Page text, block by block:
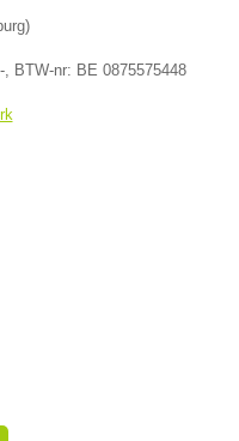
)
-, BTW-nr: BE 0875575448